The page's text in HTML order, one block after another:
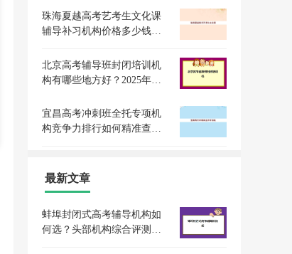
珠海夏越高考艺考生文化课
辅导补习机构价格多少钱？
班型选择性价比深度评估指
南
北京高考辅导班封闭培训机
构有哪些地方好？2025年权
功案例全解析
宜昌高考冲刺班全托专项机
构竞争力排行如何精准查
析
最新文章
蚌埠封闭式高考辅导机构如
何选？头部机构综合评测与